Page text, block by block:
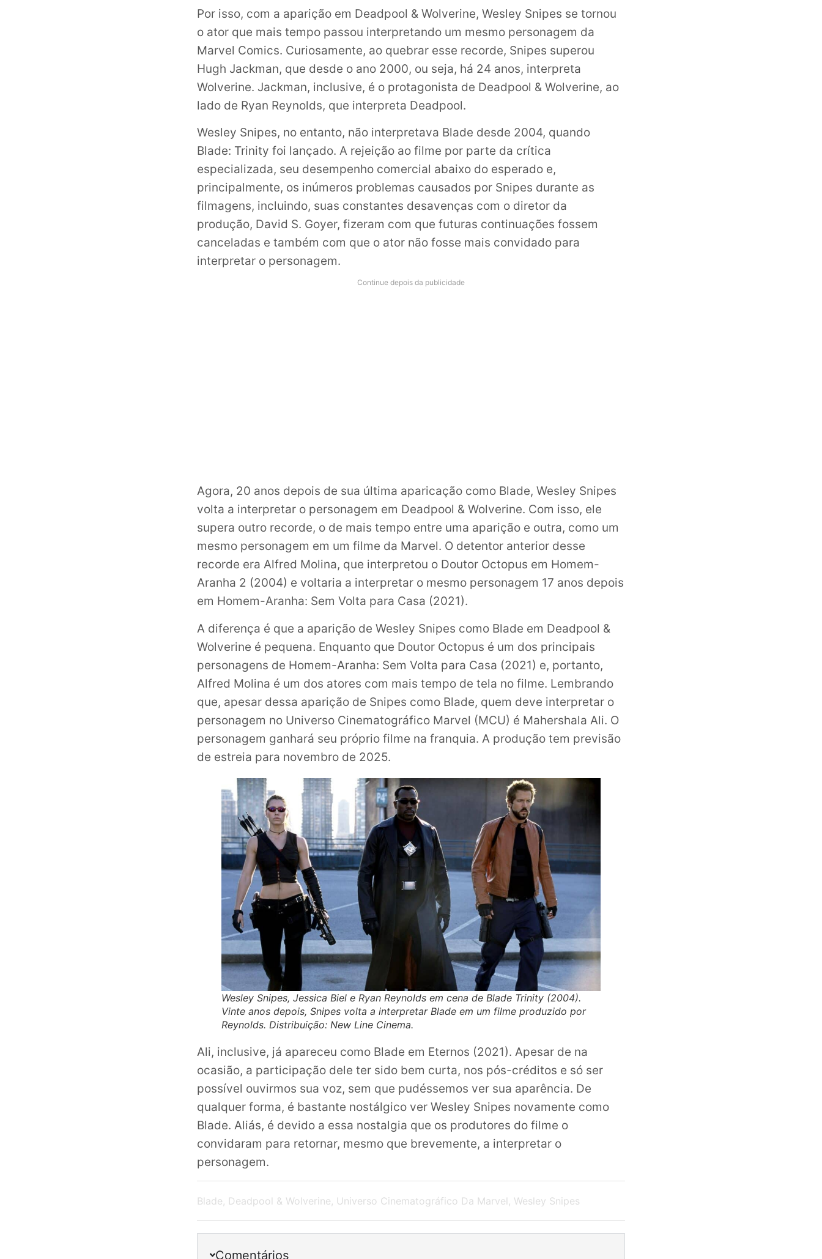
Por isso, com a aparição em Deadpool & Wolverine, Wesley Snipes se tornou
o ator que mais tempo passou interpretando um mesmo personagem da
Marvel Comics. Curiosamente, ao quebrar esse recorde, Snipes superou
Hugh Jackman, que desde o ano 2000, ou seja, há 24 anos, interpreta
Wolverine. Jackman, inclusive, é o protagonista de Deadpool & Wolverine, ao
lado de Ryan Reynolds, que interpreta Deadpool.
Wesley Snipes, no entanto, não interpretava Blade desde 2004, quando
Blade: Trinity foi lançado. A rejeição ao filme por parte da crítica
especializada, seu desempenho comercial abaixo do esperado e,
principalmente, os inúmeros problemas causados por Snipes durante as
filmagens, incluindo, suas constantes desavenças com o diretor da
produção, David S. Goyer, fizeram com que futuras continuações fossem
canceladas e também com que o ator não fosse mais convidado para
interpretar o personagem.
Continue depois da publicidade
Agora, 20 anos depois de sua última aparicação como Blade, Wesley Snipes
volta a interpretar o personagem em Deadpool & Wolverine. Com isso, ele
supera outro recorde, o de mais tempo entre uma aparição e outra, como um
mesmo personagem em um filme da Marvel. O detentor anterior desse
recorde era Alfred Molina, que interpretou o Doutor Octopus em Homem-
Aranha 2 (2004) e voltaria a interpretar o mesmo personagem 17 anos depois
em Homem-Aranha: Sem Volta para Casa (2021).
A diferença é que a aparição de Wesley Snipes como Blade em Deadpool &
Wolverine é pequena. Enquanto que Doutor Octopus é um dos principais
personagens de Homem-Aranha: Sem Volta para Casa (2021) e, portanto,
Alfred Molina é um dos atores com mais tempo de tela no filme. Lembrando
que, apesar dessa aparição de Snipes como Blade, quem deve interpretar o
personagem no Universo Cinematográfico Marvel (MCU) é Mahershala Ali. O
personagem ganhará seu próprio filme na franquia. A produção tem previsão
de estreia para novembro de 2025.
Wesley Snipes, Jessica Biel e Ryan Reynolds em cena de Blade Trinity (2004).
Vinte anos depois, Snipes volta a interpretar Blade em um filme produzido por
Reynolds. Distribuição: New Line Cinema.
Ali, inclusive, já apareceu como Blade em Eternos (2021). Apesar de na
ocasião, a participação dele ter sido bem curta, nos pós-créditos e só ser
possível ouvirmos sua voz, sem que pudéssemos ver sua aparência. De
qualquer forma, é bastante nostálgico ver Wesley Snipes novamente como
Blade. Aliás, é devido a essa nostalgia que os produtores do filme o
convidaram para retornar, mesmo que brevemente, a interpretar o
personagem.
Blade Deadpool & Wolverine Universo Cinematográfico Da Marvel Wesley Snipes
Comentários